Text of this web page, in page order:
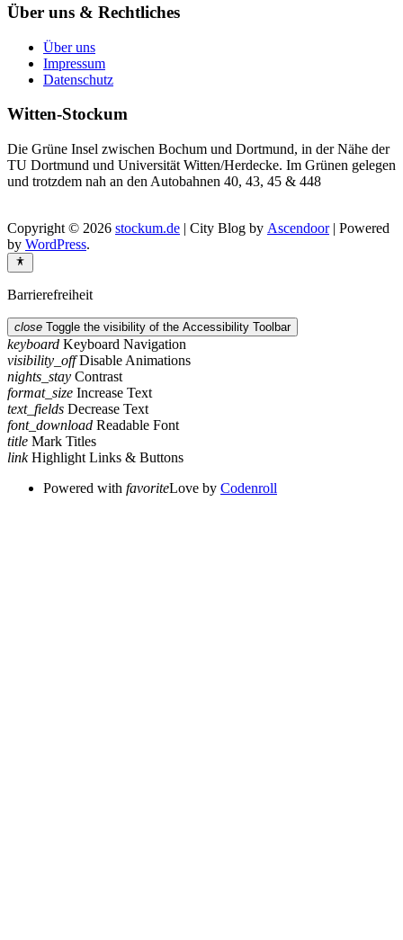
Über uns & Rechtliches
Über uns
Impressum
Datenschutz
Witten-Stockum
Die Grüne Insel zwischen Bochum und Dortmund, in der Nähe der
TU Dortmund und Universität Witten/Herdecke. Im Grünen gelegen
und trotzdem nah an den Autobahnen 40, 43, 45 & 448
Copyright © 2026 stockum.de | City Blog by Ascendoor| Powered
by WordPress.
Barrierefreiheit
close Toggle the visibility of the Accessibility Toolbar
keyboard Keyboard Navigation
visibility_off Disable Animations
nights_stay Contrast
format_size Increase Text
text_fields Decrease Text
font_download Readable Font
title Mark Titles
link Highlight Links & Buttons
Powered with favoriteLove by Codenroll